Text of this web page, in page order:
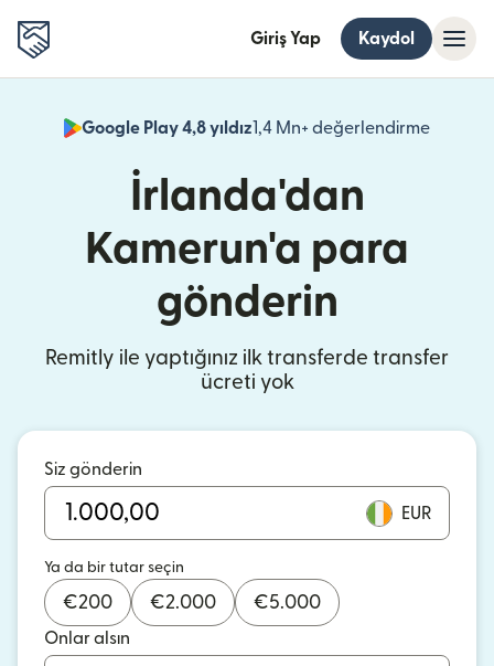
Giriş Yap Kaydol
Google Play 4,8 yıldız1,4 Mn+ değerlendirme
İrlanda'dan
Kamerun'a para
gönderin
Remitly ile yaptığınız ilk transferde transfer
ücreti yok
Siz gönderin
EUR
Ya da bir tutar seçin
€200 €2.000 €5.000
Onlar alsın